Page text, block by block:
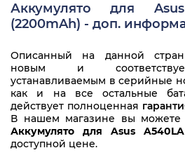
Аккумулято для
(2200mAh) - доп.
Описанный на данной
новым и
устанавливаемым в серийные
как и на все остальные
действует полноценная
В нашем магазине вы можете
Аккумулято для Asus
доступной цене.